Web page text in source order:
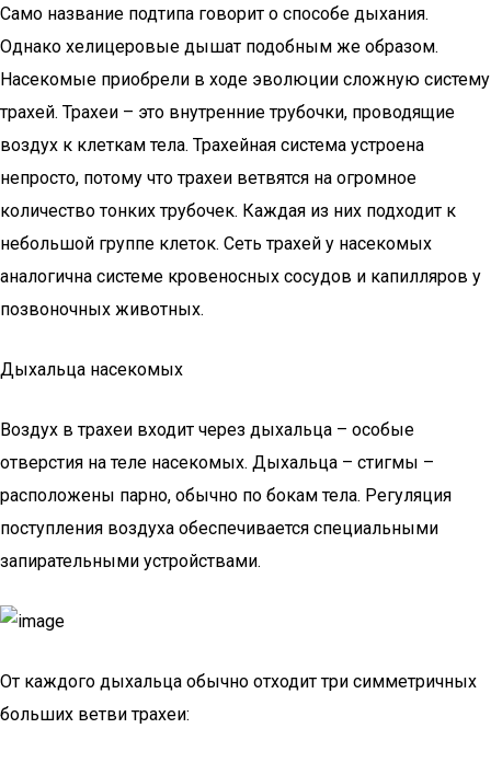
Само название подтипа говорит о способе дыхания.
Однако хелицеровые дышат подобным же образом.
Насекомые приобрели в ходе эволюции сложную систему
трахей. Трахеи – это внутренние трубочки, проводящие
воздух к клеткам тела. Трахейная система устроена
непросто, потому что трахеи ветвятся на огромное
количество тонких трубочек. Каждая из них подходит к
небольшой группе клеток. Сеть трахей у насекомых
аналогична системе кровеносных сосудов и капилляров у
позвоночных животных.
Дыхальца насекомых
Воздух в трахеи входит через дыхальца – особые
отверстия на теле насекомых. Дыхальца – стигмы –
расположены парно, обычно по бокам тела. Регуляция
поступления воздуха обеспечивается специальными
запирательными устройствами.
От каждого дыхальца обычно отходит три симметричных
больших ветви трахеи: